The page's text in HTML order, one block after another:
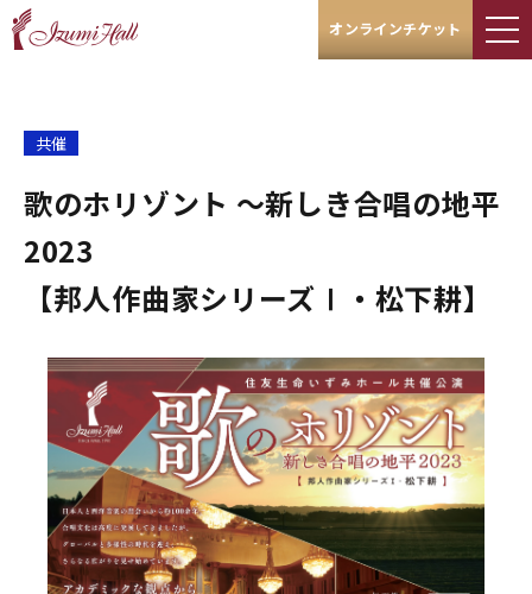
オンラインチケット
共催
歌のホリゾント ～新しき合唱の地平
2023
【邦人作曲家シリーズⅠ・松下耕】